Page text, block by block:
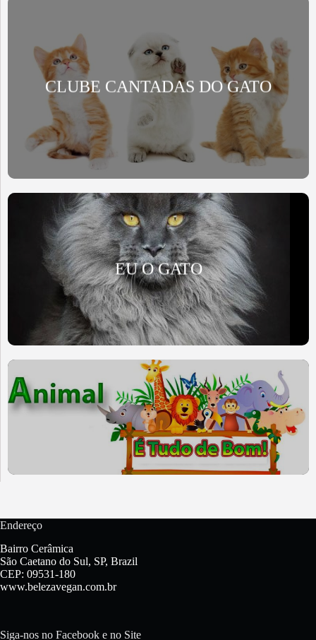
CLUBE CANTADAS DO GATO
EU O GATO
Endereço
Bairro Cerâmica
São Caetano do Sul, SP, Brazil
CEP: 09531-180
www.belezavegan.com.br
Siga-nos no Facebook e no Site